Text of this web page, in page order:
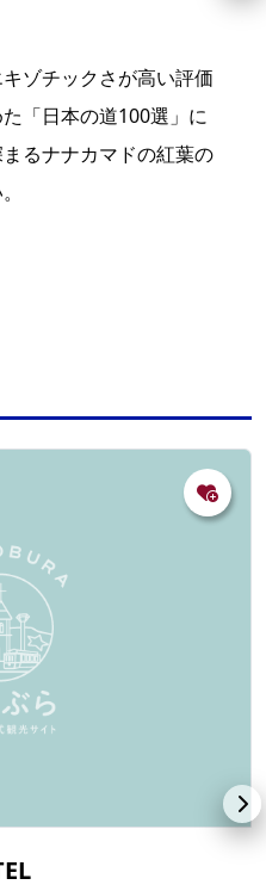
ゾチックさが高い評価
「日本の道100選」に
るナナカマドの紅葉の